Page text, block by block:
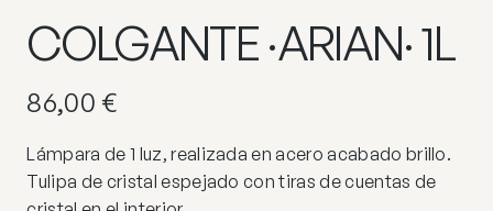
COLGANTE ·ARIAN· 1L
86,00 €
Lámpara de 1 luz, realizada en acero acabado brillo.
Tulipa de cristal espejado con tiras de cuentas de